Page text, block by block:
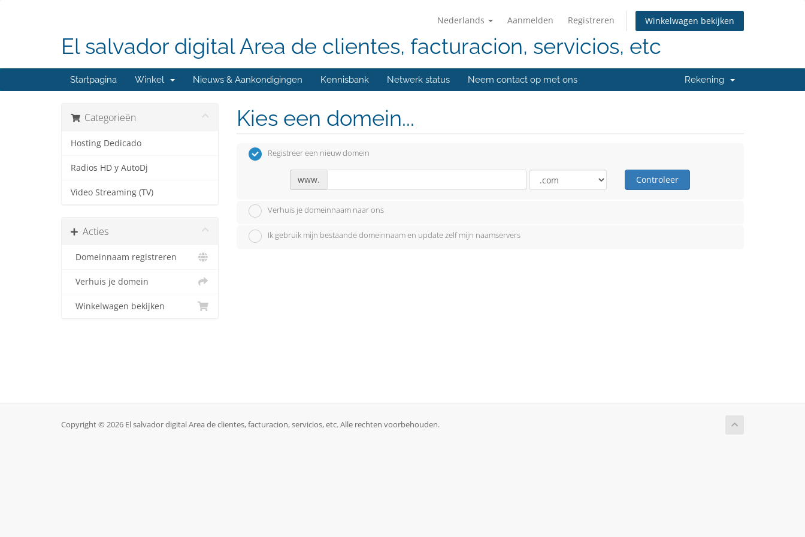
Nederlands Aanmelden Registreren Winkelwagen bekijken
El salvador digital Area de clientes, facturacion, servicios, etc
Startpagina Winkel Nieuws & Aankondigingen Kennisbank Netwerk status Neem contact op met ons Rekening
Categorieën
Hosting Dedicado
Radios HD y AutoDj
Video Streaming (TV)
Acties
Domeinnaam registreren
Verhuis je domein
Winkelwagen bekijken
Kies een domein...
Registreer een nieuw domein
www. Controleer
Verhuis je domeinnaam naar ons
Ik gebruik mijn bestaande domeinnaam en update zelf mijn naamservers
Copyright © 2026 El salvador digital Area de clientes, facturacion, servicios, etc. Alle rechten voorbehouden.